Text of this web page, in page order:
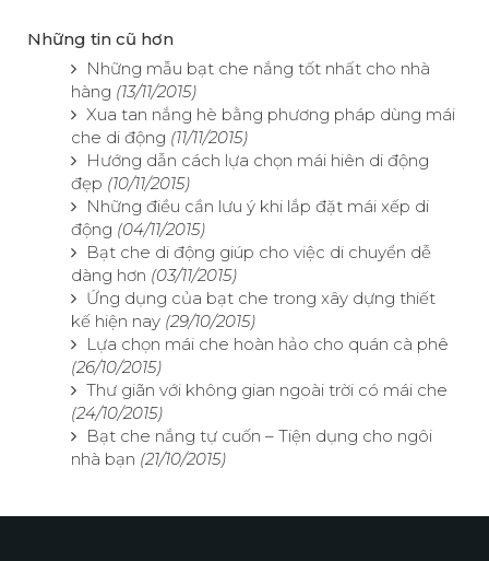
Những tin cũ hơn
Những mẫu bạt che nắng tốt nhất cho nhà
hàng (13/11/2015)
Xua tan nắng hè bằng phương pháp dùng mái
che di động (11/11/2015)
Hướng dẫn cách lựa chọn mái hiên di động
đẹp (10/11/2015)
Những điều cần lưu ý khi lắp đặt mái xếp di
động (04/11/2015)
Bạt che di động giúp cho việc di chuyển dễ
dàng hơn (03/11/2015)
Ứng dụng của bạt che trong xây dựng thiết
kế hiện nay (29/10/2015)
Lựa chọn mái che hoàn hảo cho quán cà phê
(26/10/2015)
Thư giãn với không gian ngoài trời có mái che
(24/10/2015)
Bạt che nắng tự cuốn – Tiện dụng cho ngôi
nhà bạn (21/10/2015)